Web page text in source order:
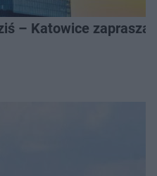
– Katowice